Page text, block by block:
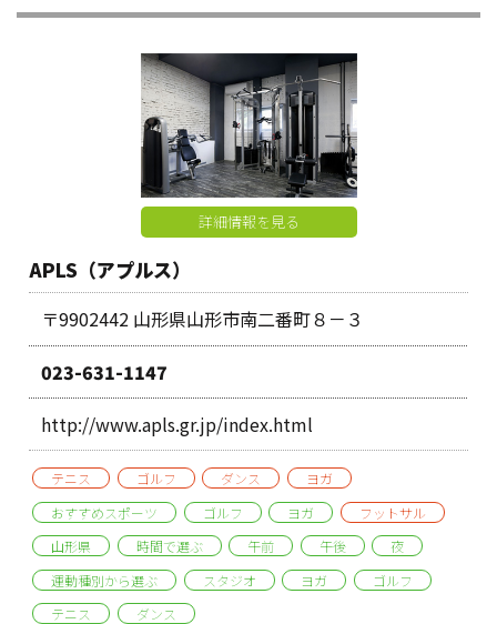
詳細情報を見る
APLS（アプルス）
〒9902442 山形県山形市南二番町８－３
023-631-1147
http://www.apls.gr.jp/index.html
テニス ゴルフ ダンス
ヨガ
おすすめスポーツ
ゴルフ ヨガ
フットサル
山形県
時間で選ぶ 午前 午後
夜
運動種別から選ぶ
スタジオ ヨガ
ゴルフ
テニス
ダンス